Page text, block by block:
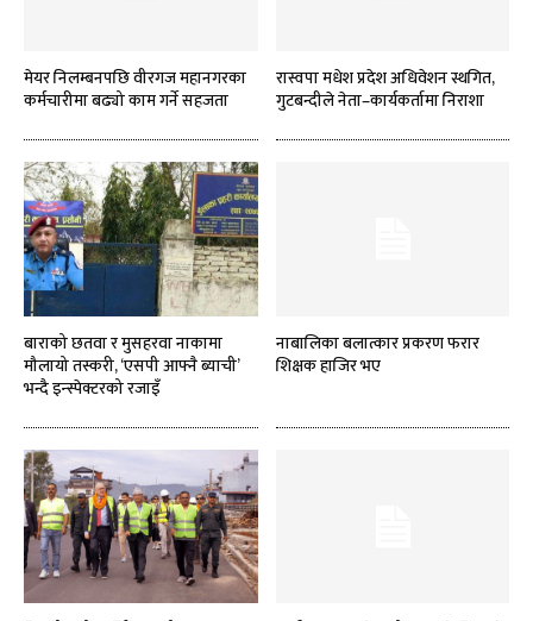
मेयर निलम्बनपछि वीरगज महानगरका
कर्मचारीमा बढ्यो काम गर्ने सहजता
रास्वपा मधेश प्रदेश अधिवेशन स्थगित,
गुटबन्दीले नेता–कार्यकर्तामा निराशा
बाराको छतवा र मुसहरवा नाकामा
मौलायो तस्करी, ‘एसपी आफ्नै ब्याची’
भन्दै इन्स्पेक्टरको रजाइँ
नाबालिका बलात्कार प्रकरण फरार
शिक्षक हाजिर भए